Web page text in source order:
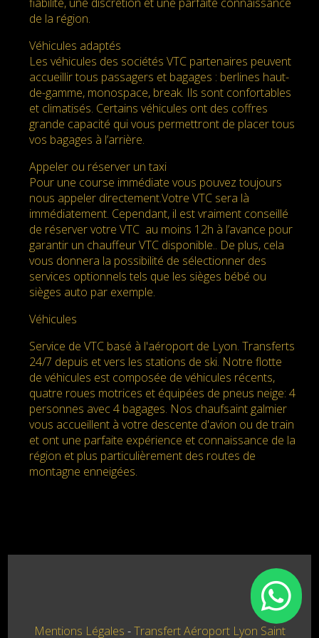
de la région.
Véhicules adaptés
Les véhicules des sociétés VTC partenaires peuvent
accueillir tous passagers et bagages : berlines haut-
de-gamme, monospace, break. Ils sont confortables
et climatisés. Certains véhicules ont des coffres
grande capacité qui vous permettront de placer tous
vos bagages à l’arrière.
Appeler ou réserver un taxi
Pour une course immédiate vous pouvez toujours
nous appeler directement.Votre VTC sera là
immédiatement. Cependant, il est vraiment conseillé
de réserver votre VTC au moins 12h à l’avance pour
garantir un chauffeur VTC disponible.. De plus, cela
vous donnera la possibilité de sélectionner des
services optionnels tels que les sièges bébé ou
sièges auto par exemple.
Véhicules
Service de VTC basé à l'aéroport de Lyon. Transferts
24/7 depuis et vers les stations de ski. Notre flotte
de véhicules est composée de véhicules récents,
quatre roues motrices et équipées de pneus neige: 4
personnes avec 4 bagages. Nos chaufsaint galmier
vous accueillent à votre descente d'avion ou de train
et ont une parfaite expérience et connaissance de la
région et plus particulièrement des routes de
montagne enneigées.
Mentions Légales Transfert Aéroport Lyon Saint